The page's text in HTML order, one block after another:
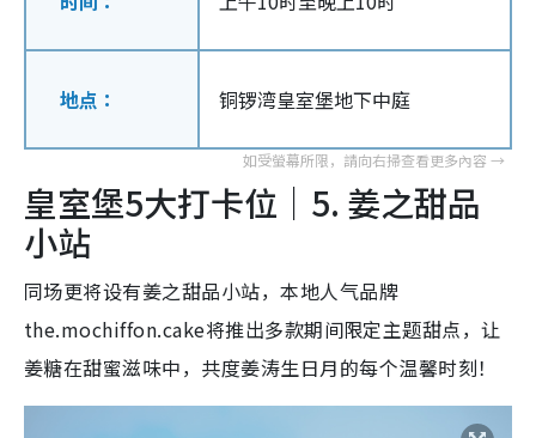
地点： 铜锣湾皇室堡地下中庭
皇室堡5大打卡位｜5. 姜之甜品
小站
同场更将设有姜之甜品小站，本地人气品牌
the.mochiffon.cake将推出多款期间限定主题甜点，让
姜糖在甜蜜滋味中，共度姜涛生日月的每个温馨时刻！